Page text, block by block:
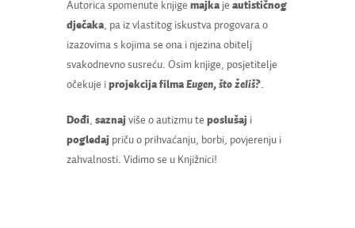
Autorica spomenute knjige majkaje autističnog
dječaka, pa iz vlastitog iskustva progovara o
izazovima s kojima se ona i njezina obitelj
svakodnevno susreću. Osim knjige, posjetitelje
očekuje i projekcija filma Eugen, što želiš?.
Dođi, saznaj više o autizmu te poslušaj i
pogledaj priču o prihvaćanju, borbi, povjerenju i
zahvalnosti. Vidimo se u Knjižnici!